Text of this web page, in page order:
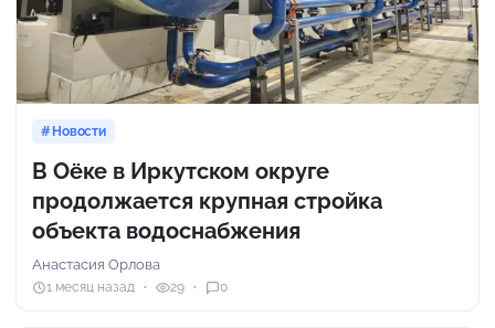
Новости
В Оёке в Иркутском округе
продолжается крупная стройка
объекта водоснабжения
Анастасия Орлова
1 месяц назад 29 0